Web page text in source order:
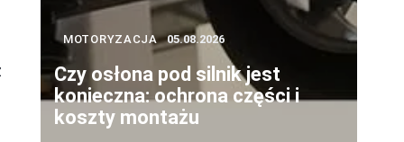
MOTORYZACJA 05.08.2026
Czy osłona pod silnik jest
konieczna: ochrona części i
koszty montażu